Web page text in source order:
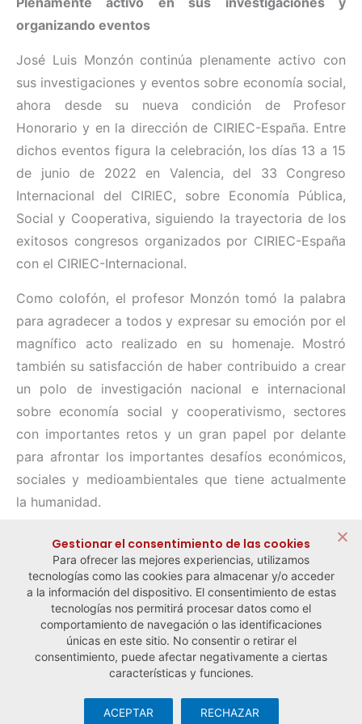
organizando eventos
José Luis Monzón continúa plenamente activo con
sus investigaciones y eventos sobre economía social,
ahora desde su nueva condición de Profesor
Honorario y en la dirección de CIRIEC-España. Entre
dichos eventos figura la celebración, los días 13 a 15
de junio de 2022 en Valencia, del 33 Congreso
Internacional del CIRIEC, sobre Economía Pública,
Social y Cooperativa, siguiendo la trayectoria de los
exitosos congresos organizados por CIRIEC-España
con el CIRIEC-Internacional.
Como colofón, el profesor Monzón tomó la palabra
para agradecer a todos y expresar su emoción por el
magnífico acto realizado en su homenaje. Mostró
también su satisfacción de haber contribuido a crear
un polo de investigación nacional e internacional
sobre economía social y cooperativismo, sectores
con importantes retos y un gran papel por delante
para afrontar los importantes desafíos económicos,
sociales y medioambientales que tiene actualmente
la humanidad.
← Noticia anterior Noticia siguiente →
© Observatorio Español de la Economía Social y del Trabajo
Gestionar el consentimiento de las cookies
Para ofrecer las mejores experiencias, utilizamos
tecnologías como las cookies para almacenar y/o acceder
a la información del dispositivo. El consentimiento de estas
tecnologías nos permitirá procesar datos como el
comportamiento de navegación o las identificaciones
únicas en este sitio. No consentir o retirar el
consentimiento, puede afectar negativamente a ciertas
características y funciones.
ACEPTAR RECHAZAR